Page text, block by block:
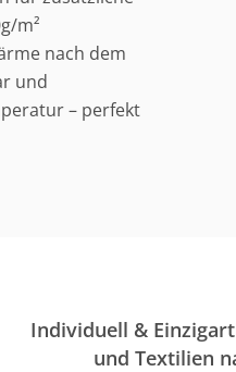
m²
nach dem
und
– perfekt
Individuell &
und Textilien